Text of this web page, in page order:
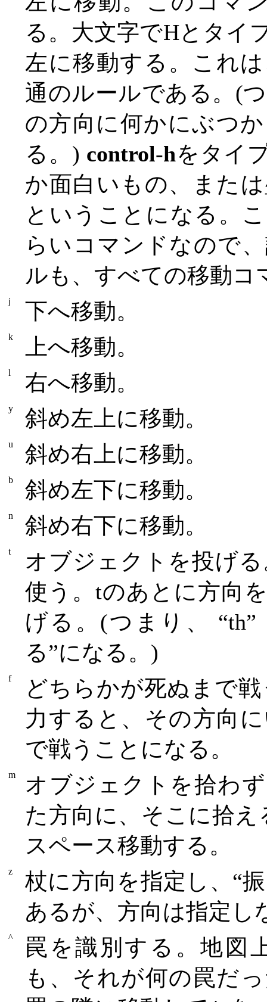
る。大文字でHとタイ
左に移動する。これ
通のルールである。(
の方向に何かにぶつ
る。) control-hをタイ
か面白いもの、また
ということになる。
らいコマンドなので
ルも、すべての移動コ
j 下へ移動。
k 上へ移動。
l 右へ移動。
y 斜め左上に移動。
u 斜め右上に移動。
b 斜め左下に移動。
n 斜め右下に移動。
t
オブジェクトを投げ
使う。tのあとに方向
げる。(つまり、
る”になる。)
f
どちらかが死ぬまで
力すると、その方向
で戦うことになる。
m
オブジェクトを拾わ
た方向に、そこに拾
スペース移動する。
z
杖に方向を指定し、“
あるが、方向は指定し
^
罠を識別する。地図
も、それが何の罠だ